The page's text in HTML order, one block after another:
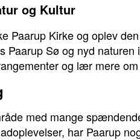
og Kultur
Paarup Kirke og oplev
Paarup Sø og nyd naturen
og lær mere
med mange
har Paarup